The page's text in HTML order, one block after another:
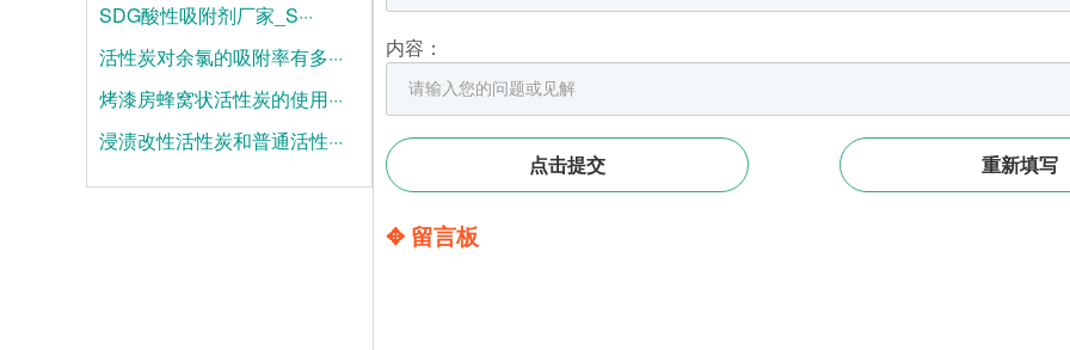
内容：
✥ 留言板
2025-06-05
SDG酸性吸附剂厂家_S···
2025-05-28
活性炭对余氯的吸附率有多···
2025-05-21
烤漆房蜂窝状活性炭的使用···
2025-05-14
浸渍改性活性炭和普通活性···
2025-05-07